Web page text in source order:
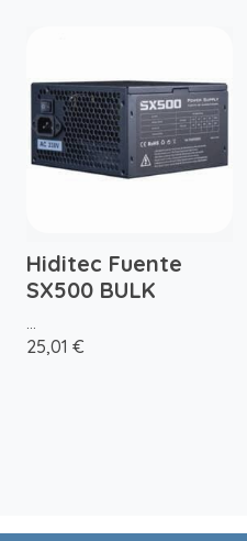
Hiditec Fuente
SX500 BULK
...
25,01 €